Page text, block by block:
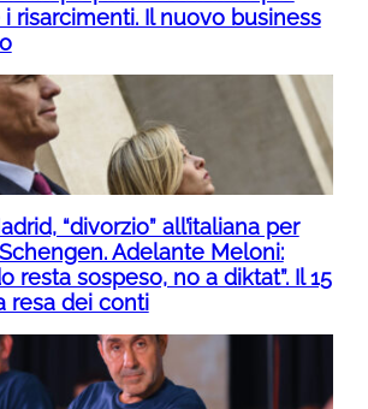
risarcimenti. Il nuovo business
“divorzio” all’italiana per
Adelante Meloni:
resta sospeso, no a diktat”. Il 15
resa dei conti